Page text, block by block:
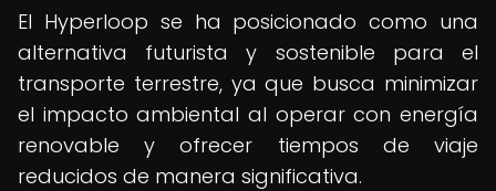
El Hyperloop se ha posicionado como una
alternativa futurista y sostenible para el
transporte terrestre, ya que busca minimizar
el impacto ambiental al operar con energía
renovable y ofrecer tiempos de viaje
reducidos de manera significativa.